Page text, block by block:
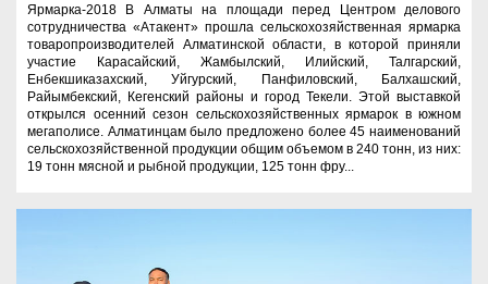
Ярмарка-2018 В Алматы на площади перед Центром делового
сотрудничества «Атакент» прошла сельскохозяйственная ярмарка
товаропроизводителей Алматинской области, в которой приняли
участие Карасайский, Жамбылский, Илийский, Талгарский,
Енбекшиказахский, Уйгурский, Панфиловский, Балхашский,
Райымбекский, Кегенский районы и город Текели. Этой выставкой
открылся осенний сезон сельскохозяйственных ярмарок в южном
мегаполисе. Алматинцам было предложено более 45 наименований
сельскохозяйственной продукции общим объемом в 240 тонн, из них:
19 тонн мясной и рыбной продукции, 125 тонн фру...